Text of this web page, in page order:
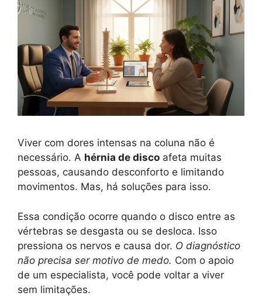
Viver com dores intensas na coluna não é
necessário. A hérnia de disco afeta muitas
pessoas, causando desconforto e limitando
movimentos. Mas, há soluções para isso.
Essa condição ocorre quando o disco entre as
vértebras se desgasta ou se desloca. Isso
pressiona os nervos e causa dor. O diagnóstico
não precisa ser motivo de medo. Com o apoio
de um especialista, você pode voltar a viver
sem limitações.